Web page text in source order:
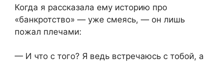
Когда я рассказала ему историю про
«банкротство» — уже смеясь, — он лишь
пожал плечами:
— И что с того? Я ведь встречаюсь с тобой, а